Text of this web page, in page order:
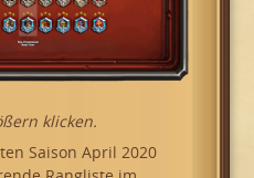
klicken.
Saison April 2020